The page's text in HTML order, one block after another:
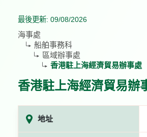
最後更新: 09/08/2026
海事處
船舶事務科
區域辦事處
香港駐上海經濟貿易辦事處
香港駐上海經濟貿易辦
地址